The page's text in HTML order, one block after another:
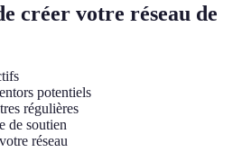
créer votre réseau de
potentiels
régulières
de soutien
réseau